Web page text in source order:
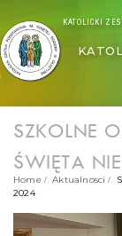
KATOLICKI
SZKOLNE
ŚWIĘTA
Home Aktualnosci
2024